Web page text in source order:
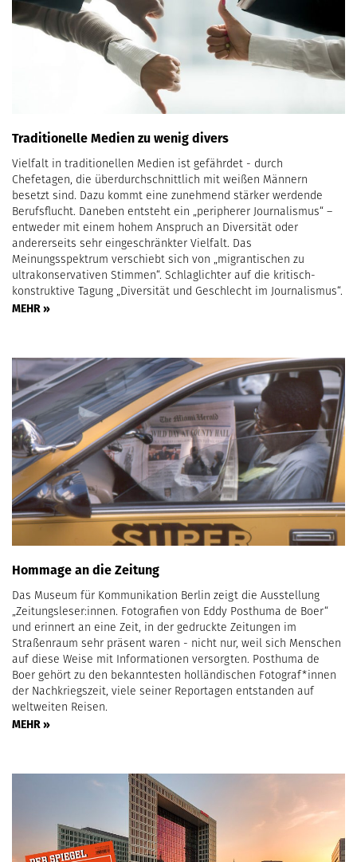
Traditionelle Medien zu wenig divers
Vielfalt in traditionellen Medien ist gefährdet - durch
Chefetagen, die überdurchschnittlich mit weißen Männern
besetzt sind. Dazu kommt eine zunehmend stärker werdende
Berufsflucht. Daneben entsteht ein „peripherer Journalismus“ –
entweder mit einem hohem Anspruch an Diversität oder
andererseits sehr eingeschränkter Vielfalt. Das
Meinungsspektrum verschiebt sich von „migrantischen zu
ultrakonservativen Stimmen“. Schlaglichter auf die kritisch-
konstruktive Tagung „Diversität und Geschlecht im Journalismus“.
MEHR »
Hommage an die Zeitung
Das Museum für Kommunikation Berlin zeigt die Ausstellung
„Zeitungsleser:innen. Fotografien von Eddy Posthuma de Boer“
und erinnert an eine Zeit, in der gedruckte Zeitungen im
Straßenraum sehr präsent waren - nicht nur, weil sich Menschen
auf diese Weise mit Informationen versorgten. Posthuma de
Boer gehört zu den bekanntesten holländischen Fotograf*innen
der Nachkriegszeit, viele seiner Reportagen entstanden auf
weltweiten Reisen.
MEHR »